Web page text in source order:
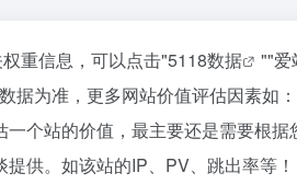
重信息，可以点击"5118数据 ""爱
据为准，更多网站价值评估因素如
个站的价值，最主要还是需要根据
供。如该站的IP、PV、跳出率等！